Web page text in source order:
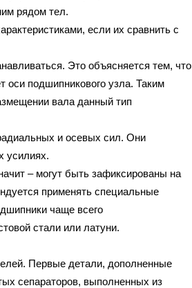
рядом тел.
если их сравнить с
Это объясняется тем, что
оси подшипникового узла. Таким
вала данный тип
и осевых сил. Они
усилиях.
– могут быть зафиксированы на
применять специальные
чаще всего
стали или латуни.
Первые детали, дополненные
сепараторов, выполненных из